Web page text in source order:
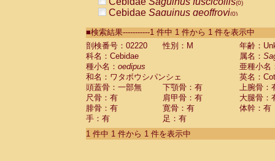
(0)
Cebidae Saguinus geoffroyi(0)
CebidaeSaguinus labiatus(0)
Cebidae Saguinus leucopus (0)
Cebidae
Cebidae
CebidaeSaguinus nigricollis (0)
Cebidae Saguinus oedipus
Cebidae Saguinus weddelli
Cebidae Saguinusspp.
Cebidae Aotus trivirgatus
Cebidae Cebus albifrons
■検索結果-----------1 件中 1 件から 1 件を表示中
剖検番号：02220
性別：M
年齢：
科名：Cebidae
属名：
種小名： oedipus
亜種小名
和名：ワタボウシパンシェ
英名：
頭蓋骨：一部無
下顎骨：有
上腕骨：
尺骨：有
肩甲骨：有
大腿骨：
腓骨：有
寛骨：有
体幹：有
手：有
足：有
1 件中 1 件から 1 件を表示中